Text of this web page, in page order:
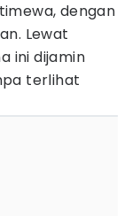
dengan
Lewat
ini dijamin
terlihat